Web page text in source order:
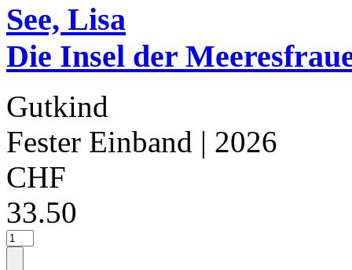
See, Lisa
Die Insel der
Gutkind
Fester Einband | 2026
CHF
33.50